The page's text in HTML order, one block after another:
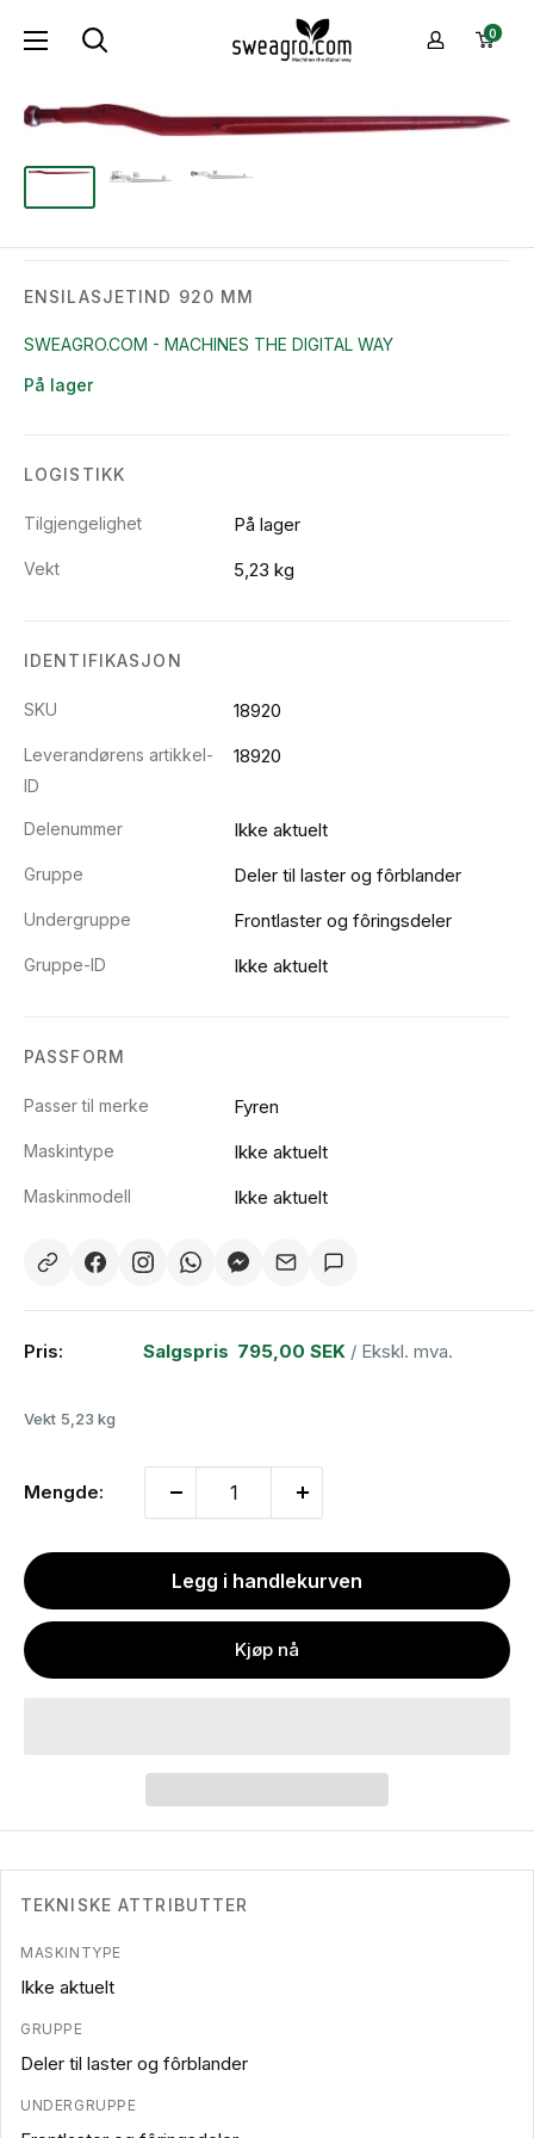
sweagro.com
-
the
0
ENSILASJETIND 920 MM
SWEAGRO.COM - MACHINES THE DIGITAL WAY
På lager
LOGISTIKK
Tilgjengelighet På lager
Vekt 5,23 kg
IDENTIFIKASJON
SKU 18920
Leverandørens artikkel-
ID
18920
Delenummer Ikke aktuelt
Gruppe Deler til laster og fôrblander
Undergruppe Frontlaster og fôringsdeler
Gruppe-ID Ikke aktuelt
PASSFORM
Passer til merke Fyren
Maskintype Ikke aktuelt
Maskinmodell Ikke aktuelt
Pris: Salgspris 795,00 SEK / Ekskl. mva.
Vekt 5,23 kg
Mengde:
Legg i handlekurven
Kjøp nå
TEKNISKE ATTRIBUTTER
MASKINTYPE
Ikke aktuelt
GRUPPE
Deler til laster og fôrblander
UNDERGRUPPE